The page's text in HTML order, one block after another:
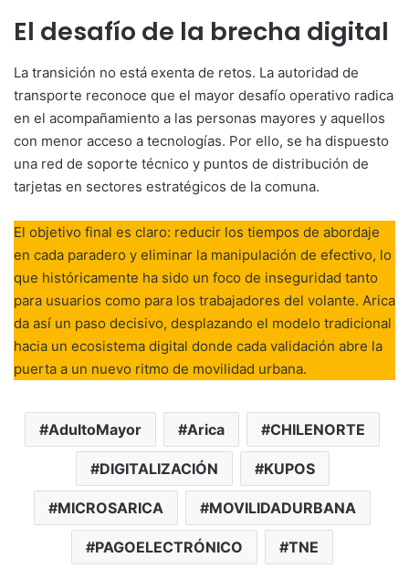
El desafío de la brecha digital
La transición no está exenta de retos. La autoridad de
transporte reconoce que el mayor desafío operativo radica
en el acompañamiento a las personas mayores y aquellos
con menor acceso a tecnologías. Por ello, se ha dispuesto
una red de soporte técnico y puntos de distribución de
tarjetas en sectores estratégicos de la comuna.
El objetivo final es claro: reducir los tiempos de abordaje
en cada paradero y eliminar la manipulación de efectivo, lo
que históricamente ha sido un foco de inseguridad tanto
para usuarios como para los trabajadores del volante. Arica
da así un paso decisivo, desplazando el modelo tradicional
hacia un ecosistema digital donde cada validación abre la
puerta a un nuevo ritmo de movilidad urbana.
AdultoMayor Arica CHILENORTE
DIGITALIZACIÓN KUPOS
MICROSARICA MOVILIDADURBANA
PAGOELECTRÓNICO TNE